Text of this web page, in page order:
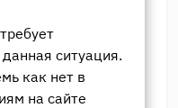
ситуация.
как нет в
на сайте